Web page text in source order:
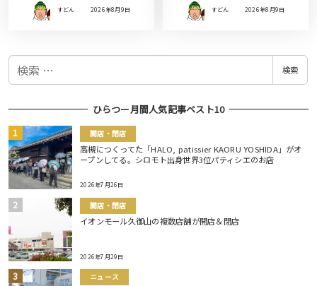
すどん 2026年8月9日 すどん 2026年8月9日
検
検索
ひらつー月間人気記事ベスト10
開店・閉店
高槻につくってた「HALO, patissier KAORU YOSHIDA」がオ
ープンしてる。シロモト出身世界3位パティシエのお店
2026年7月26日
開店・閉店
イオンモール久御山の複数店舗が開店＆閉店
2026年7月29日
ニュース